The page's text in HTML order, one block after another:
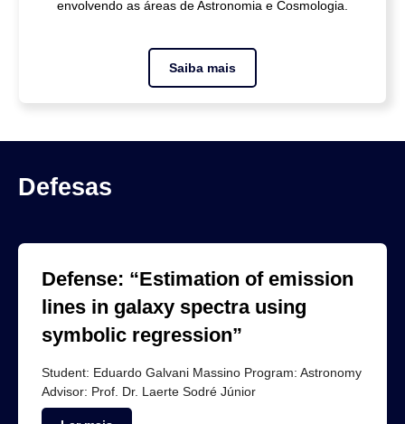
envolvendo as áreas de Astronomia e Cosmologia.
Saiba mais
Defesas
Defense: “Estimation of emission
lines in galaxy spectra using
symbolic regression”
Student: Eduardo Galvani Massino Program: Astronomy
Advisor: Prof. Dr. Laerte Sodré Júnior